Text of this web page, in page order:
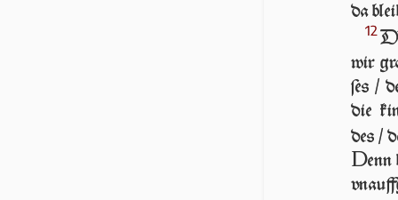
da
12
wir
ſes /
die
des /
Denn